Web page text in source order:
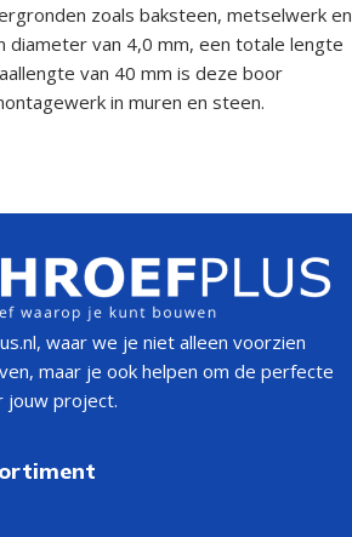
zoals baksteen, metselwerk en
diameter van 4,0 mm, een totale lengte
van 40 mm is deze boor
in muren en steen.
waar we je niet alleen voorzien
maar je ook helpen om de perfecte
jouw project.